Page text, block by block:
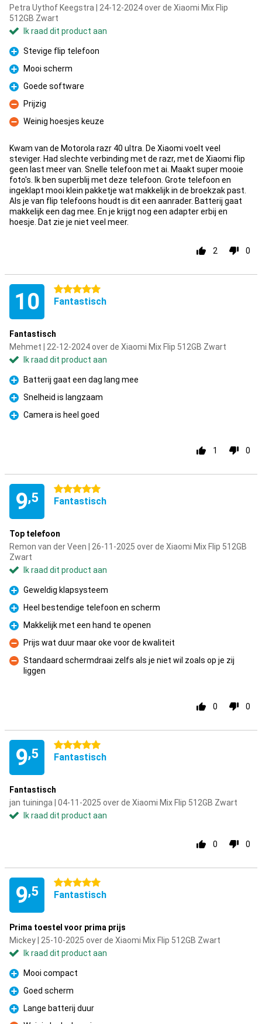
Petra Uythof Keegstra | 24-12-2024 over de Xiaomi Mix Flip
512GB Zwart
Ik raad dit product aan
Pluspunt
Stevige flip telefoon
Pluspunt
Mooi scherm
Pluspunt
Goede software
Minpunt
Prijzig
Minpunt
Weinig hoesjes keuze
Kwam van de Motorola razr 40 ultra. De Xiaomi voelt veel
steviger. Had slechte verbinding met de razr, met de Xiaomi flip
geen last meer van. Snelle telefoon met ai. Maakt super mooie
foto's. Ik ben superblij met deze telefoon. Grote telefoon en
ingeklapt mooi klein pakketje wat makkelijk in de broekzak past.
Als je van flip telefoons houdt is dit een aanrader. Batterij gaat
makkelijk een dag mee. En je krijgt nog een adapter erbij en
hoesje. Dat zie je niet veel meer.
2 0
10 5 sterren
Fantastisch
Fantastisch
Mehmet | 22-12-2024 over de Xiaomi Mix Flip 512GB Zwart
Ik raad dit product aan
Pluspunt
Batterij gaat een dag lang mee
Pluspunt
Snelheid is langzaam
Pluspunt
Camera is heel goed
1 0
9,5
5 sterren
Fantastisch
Top telefoon
Remon van der Veen | 26-11-2025 over de Xiaomi Mix Flip 512GB
Zwart
Ik raad dit product aan
Pluspunt
Geweldig klapsysteem
Pluspunt
Heel bestendige telefoon en scherm
Pluspunt
Makkelijk met een hand te openen
Minpunt
Prijs wat duur maar oke voor de kwaliteit
Minpunt
Standaard schermdraai zelfs als je niet wil zoals op je zij
liggen
0 0
9,5
5 sterren
Fantastisch
Fantastisch
jan tuininga | 04-11-2025 over de Xiaomi Mix Flip 512GB Zwart
Ik raad dit product aan
0 0
9,5
5 sterren
Fantastisch
Prima toestel voor prima prijs
Mickey | 25-10-2025 over de Xiaomi Mix Flip 512GB Zwart
Ik raad dit product aan
Pluspunt
Mooi compact
Pluspunt
Goed scherm
Pluspunt
Lange batterij duur